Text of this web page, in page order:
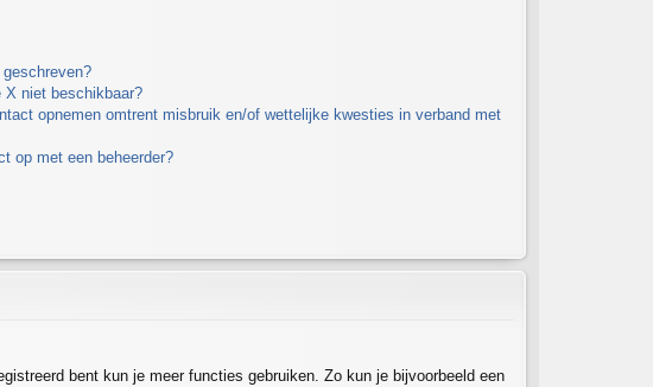
X niet beschikbaar?
opnemen omtrent misbruik en/of wettelijke kwesties in verband met
op met een beheerder?
bent kun je meer functies gebruiken. Zo kun je bijvoorbeeld een